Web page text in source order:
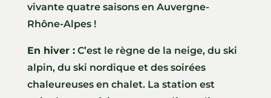
vivante quatre saisons en Auvergne-
Rhône-Alpes !
En hiver :C’est le règne de la neige, du ski
alpin, du ski nordique et des soirées
chaleureuses en chalet. La station est